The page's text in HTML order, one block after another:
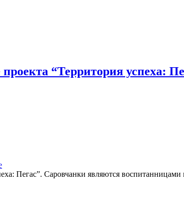
“Территория успеха:
Пегас”. Саровчанки являются